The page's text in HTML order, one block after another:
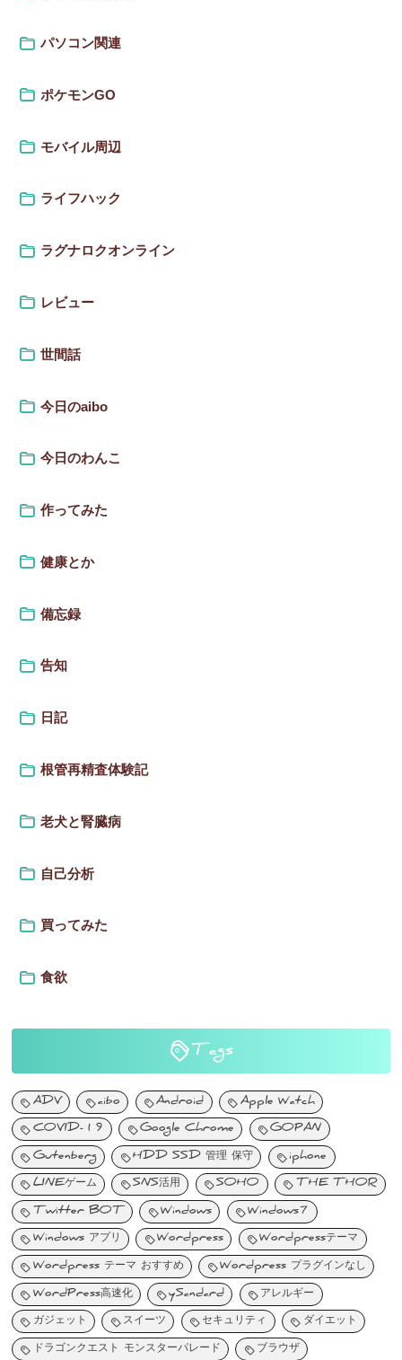
パソコン関連
ポケモンGO
モバイル周辺
ライフハック
ラグナロクオンライン
レビュー
世間話
今日のaibo
今日のわんこ
作ってみた
健康とか
備忘録
告知
日記
根管再精査体験記
老犬と腎臓病
自己分析
買ってみた
食欲
Tags
ADV aibo Android Apple Watch
COVID-19 Google Chrome GOPAN
Gutenberg HDD SSD 管理 保守 iphone
LINEゲーム SNS活用 SOHO THE THOR
Twitter BOT Windows Windows7
Windows アプリ Wordpress Wordpressテーマ
Wordpress テーマ おすすめ Wordpress プラグインなし
WordPress高速化 ySandard アレルギー
ガジェット スイーツ セキュリティ ダイエット
ドラゴンクエスト モンスターパレード ブラウザ